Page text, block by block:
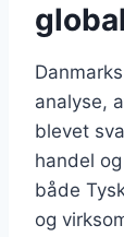
analyse,
blevet
handel
både
og